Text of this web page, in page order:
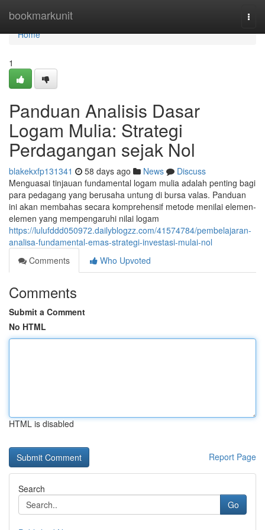
bookmarkunit
Home
Home
1
Panduan Analisis Dasar
Logam Mulia: Strategi
Perdagangan sejak Nol
blakekxfp131341 58 days ago News
Discuss
Menguasai tinjauan fundamental logam mulia adalah penting bagi
para pedagang yang berusaha untung di bursa valas. Panduan
ini akan membahas secara komprehensif metode menilai elemen-
elemen yang mempengaruhi nilai logam
https://lulufddd050972.dailyblogzz.com/41574784/pembelajaran-
analisa-fundamental-emas-strategi-investasi-mulai-nol
Comments
Who Upvoted
Comments
Submit a Comment
No HTML
HTML is disabled
Report Page
Search
Go